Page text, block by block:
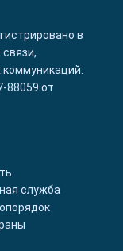
в
88059 от
служба